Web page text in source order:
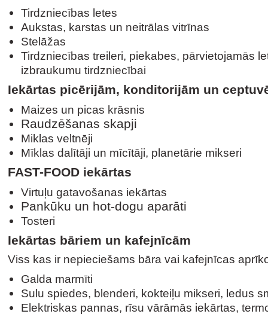
Tirdzniecības letes
Aukstas, karstas un neitrālas vitrīnas
Stelāžas
Tirdzniecības treileri, piekabes, pārvietojamās
izbraukumu tirdzniecībai
Iekārtas picērijām, konditorijām un
Maizes un picas krāsnis
Raudzēšanas skapji
Miklas veltnēji
Mīklas dalītāji un mīcītāji, planetārie mikseri
FAST-FOOD iekārtas
Virtuļu gatavošanas iekārtas
Pankūku un hot-dogu aparāti
Tosteri
Iekārtas bāriem un kafejnīcām
Viss kas ir nepieciešams bāra vai kafejnīcas
Galda marmīti
Sulu spiedes, blenderi, kokteiļu mikseri, ledus
Elektriskas pannas, rīsu vārāmās iekārtas,